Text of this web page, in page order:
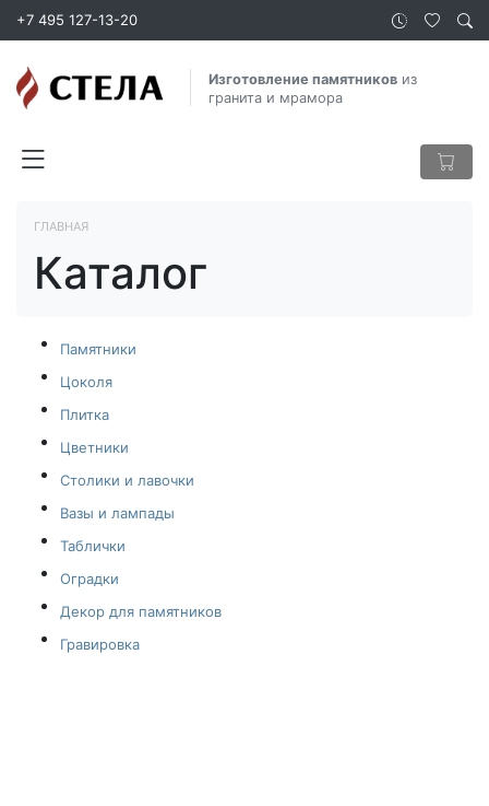
+7 495 127-13-20
Изготовление памятниковиз
гранита и мрамора
ГЛАВНАЯ
Каталог
Памятники
Цоколя
Плитка
Цветники
Столики и лавочки
Вазы и лампады
Таблички
Оградки
Декор для памятников
Гравировка